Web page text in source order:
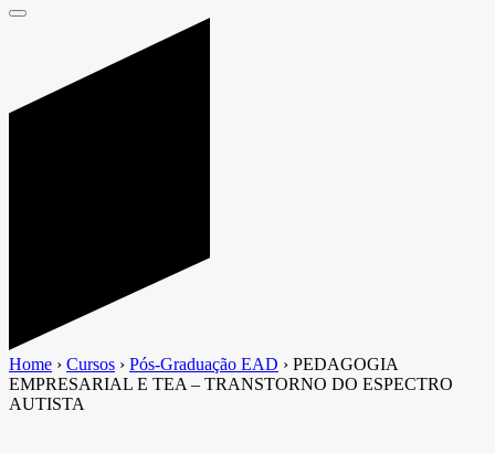
Home › Cursos › Pós-Graduação EAD › PEDAGOGIA
EMPRESARIAL E TEA – TRANSTORNO DO ESPECTRO
AUTISTA